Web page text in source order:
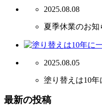
2025.08.08
夏季休業のお知
2025.08.05
塗り替えは10年
最新の投稿